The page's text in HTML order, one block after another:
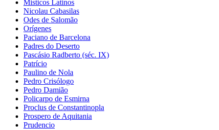
Misticos Latinos
Nicolau Cabasilas
Odes de Salomão
Orígenes
Paciano de Barcelona
Padres do Deserto
Pascásio Radberto (séc. IX)
Patrício
Paulino de Nola
Pedro Crisólogo
Pedro Damião
Policarpo de Esmirna
Proclus de Constantinopla
Prospero de Aquitania
Prudencio